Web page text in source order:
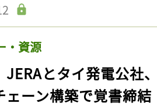
・資源
JERAとタイ発電公社
ェーン構築で覚書締結